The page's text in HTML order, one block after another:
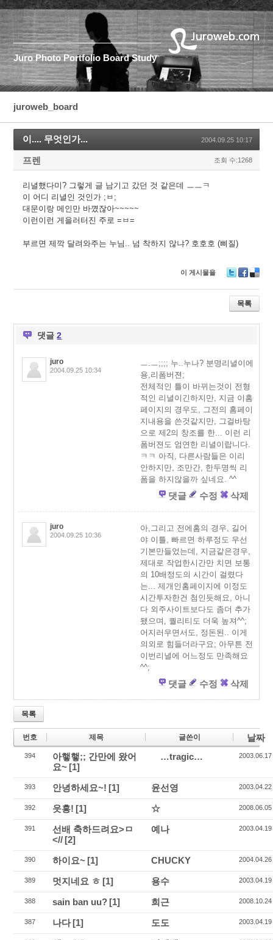
Juro Photo Portfolio Board Study
juroweb_board
이.... 무엇인가... 2004.09.25 10:17
프렌 조회 수:1268
리녈했다미? 그렇게 글 남기고 갔던 것 같은데 ㅡㅡㅋ
이 어디 리녈인 것인가 ;ㅂ;
대문이랑 메인만 바꼈잖아~~~~~
이런이런 게을러터진 주로 =ㅂ=
부르면 제깍 달려와주는 누님.. 넘 착하지 않냐? 호호호 (삐질)
이 게시물을
wi
er
ac
e
b
eli
ci
o
목록
댓글2
juro
2004.09.25 10:34
ㅡ.ㅡ;;;; 누..누나? 분명리녈이에
용,리폼버젼;
전체적인 틀이 바뀌는것이 전형
적인 리녈이긴하지만, 지금 이홈
페이지의 경우도, 그전의 홈페이
지내용을 쓴것같지만, 그걸바탕
으로 제2의 창조를 한... 이런 리
폼버젼도 엄연한 리녈이랍니다.
ㅋㅋ 아직, 다른사람들은 이리
안하지만, 조만간, 한두명씩 리
폼을 하지않을까 싶네요. ^^
댓글 수정 삭제
juro
2004.09.25 10:36
아,그리고 전에홈의 경우, 길어
야 이틀, 빠르면 하루정도 우선
기본만들었는데, 지금같은경우,
제대로 작업한시간만 치면 보통
의 10배정도의 시간이 걸렸다
는... 제개인홈페이지에 이정도
시간투자한건 첨인듯해요, 아니
다 외주사이트보다도 좀더 추가
됐으며, 퀄리티도 더욱 높져^^;
어지러우면서도, 정돈된.. 이게
의외로 힘들더라구요; 아무튼 전
이번리녈에 어느정도 만족해요
^^;
댓글 수정 삭제
목록
번호 제목 글쓴이 날짜
394
아햏햏;; 간만에 왔어
요~ [1]
…tragic… 2003.06.17
393 안녕하세요~! [1] 윤선영 2003.04.22
392 읏흥! [1] ☆ 2008.06.05
391
선배 축하드려요>ㅁ
<// [2]
예나 2003.04.19
390 하이요~ [1] CHUCKY 2004.04.26
389 멋지네요 ㅎ [1] 용수 2003.04.19
388 sain ban uu? [1] 희근 2008.10.24
387 나다[1] 도도 2003.04.19